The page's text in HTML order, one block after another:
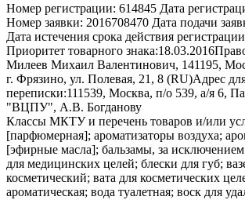
Номер регистрации: 614845 Дата
Номер заявки: 2016708470 Дата подачи
Дата истечения срока действия
Приоритет товарного знака:18.03.2016
Милеев Михаил Валентинович, 141195,
г. Фрязино, ул. Полевая, 21, 8 (RU)Адрес
переписки:111539, Москва, п/о 539, а/я 6,
"ВЦПУ", А.В. Богданову
Классы МКТУ и перечень товаров и/или
[парфюмерная]; ароматизаторы воздуха;
[эфирные масла]; бальзамы, за
для медицинских целей; блески для губ;
косметический; вата для косметических
ароматическая; вода туалетная; воск для